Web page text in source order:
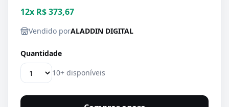
12x R$ 373,67
Vendido porALADDIN DIGITAL
Quantidade
10+ disponíveis